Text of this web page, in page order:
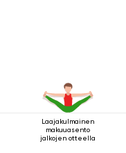
Laajakulmainen
makuuasento
jalkojen otteella